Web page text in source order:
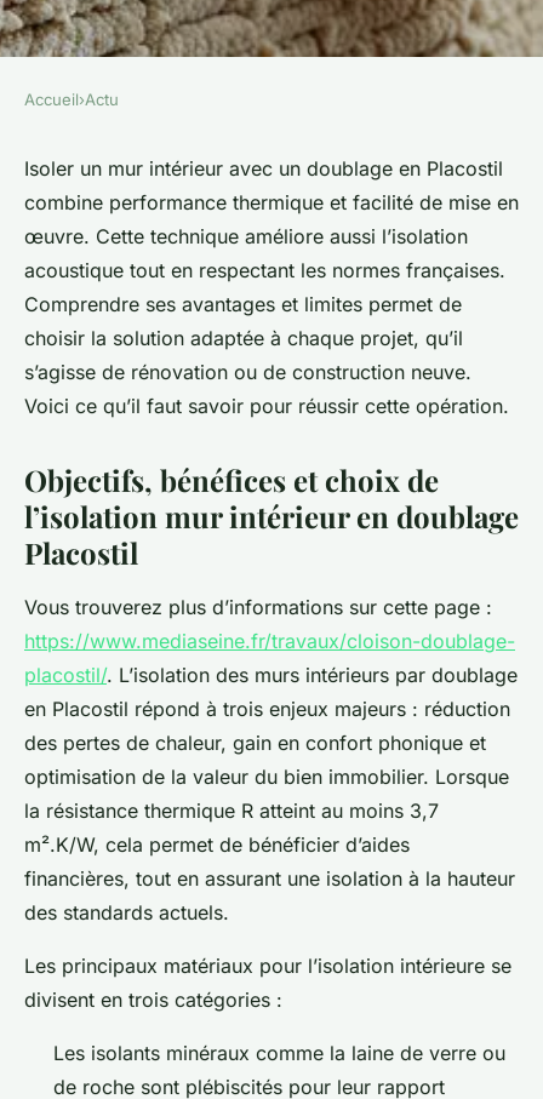
Isolation mur intérieur : le
doublage en placostil expliqué
Théa•23 mai 2025•3 min de lecture
Accueil›Actu
Isoler un mur intérieur avec un doublage en Placostil
combine performance thermique et facilité de mise en
œuvre. Cette technique améliore aussi l’isolation
acoustique tout en respectant les normes françaises.
Comprendre ses avantages et limites permet de
choisir la solution adaptée à chaque projet, qu’il
s’agisse de rénovation ou de construction neuve.
Voici ce qu’il faut savoir pour réussir cette opération.
Objectifs, bénéfices et choix de
l’isolation mur intérieur en doublage
Placostil
Vous trouverez plus d’informations sur cette page :
https://www.mediaseine.fr/travaux/cloison-doublage-
placostil/. L’isolation des murs intérieurs par doublage
en Placostil répond à trois enjeux majeurs : réduction
des pertes de chaleur, gain en confort phonique et
optimisation de la valeur du bien immobilier. Lorsque
la résistance thermique R atteint au moins 3,7
m².K/W, cela permet de bénéficier d’aides
financières, tout en assurant une isolation à la hauteur
des standards actuels.
Les principaux matériaux pour l’isolation intérieure se
divisent en trois catégories :
Les isolants minéraux comme la laine de verre ou
de roche sont plébiscités pour leur rapport